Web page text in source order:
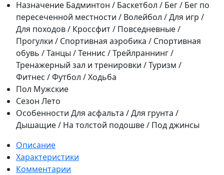
Назначение Бадминтон / Баскетбол / Бег / Бег по
пересеченной местности / Волейбол / Для игр /
Для походов / Кроссфит / Повседневные /
Прогулки / Спортивная аэробика / Спортивная
обувь / Танцы / Теннис / Трейлраннинг /
Тренажерный зал и тренировки / Туризм /
Фитнес / Футбол / Ходьба
Пол Мужские
Сезон Лето
Особенности Для асфальта / Для грунта /
Дышащие / На толстой подошве / Под джинсы
Описание
Характеристики
Комментарии